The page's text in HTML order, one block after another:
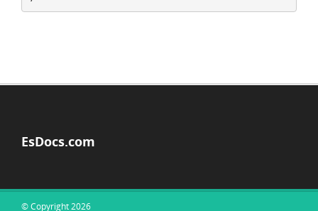
EsDocs.com
© Copyright 2026